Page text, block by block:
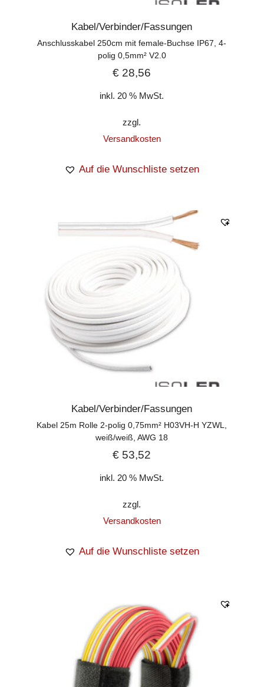
Kabel/Verbinder/Fassungen
Anschlusskabel 250cm mit female-Buchse IP67, 4-
polig 0,5mm² V2.0
€ 28,56
inkl. 20 % MwSt.
zzgl.
Versandkosten
Auf die Wunschliste setzen
Kabel/Verbinder/Fassungen
Kabel 25m Rolle 2-polig 0,75mm² H03VH-H YZWL,
weiß/weiß, AWG 18
€ 53,52
inkl. 20 % MwSt.
zzgl.
Versandkosten
Auf die Wunschliste setzen